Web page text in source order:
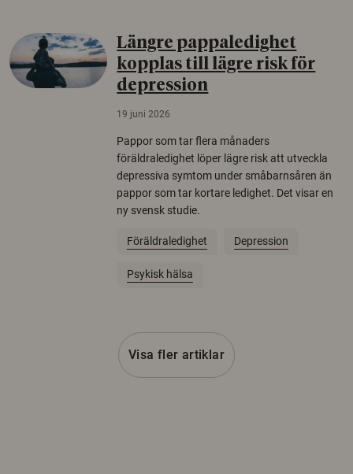
Längre pappaledighet
kopplas till lägre risk för
depression
19 juni 2026
Pappor som tar flera månaders
föräldraledighet löper lägre risk att utveckla
depressiva symtom under småbarnsåren än
pappor som tar kortare ledighet. Det visar en
ny svensk studie.
Föräldraledighet Depression
Psykisk hälsa
Visa fler artiklar